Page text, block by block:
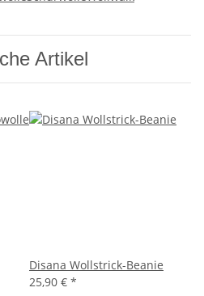
Artikel
Disana Wollstrick-Beanie
25,90 € *